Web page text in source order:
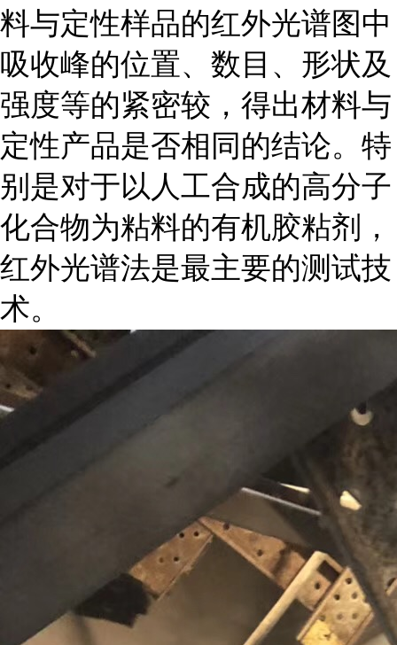
料与定性样品的红外光谱图中
吸收峰的位置、数目、形状及
强度等的紧密较，得出材料与
定性产品是否相同的结论。特
别是对于以人工合成的高分子
化合物为粘料的有机胶粘剂，
红外光谱法是最主要的测试技
术。